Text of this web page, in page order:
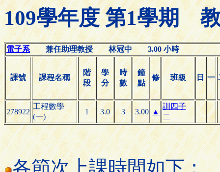
109學年度 第1學期
電子系兼任助理教授 林冠中 3.00 小時
課號 課程名稱
階
段
學
分
時
數
鐘
點
修 班級 日 一
278922
工程數學
(一)
1 3.0 3 3.00 ▲
訓四子
二
各節次上課時間如下：